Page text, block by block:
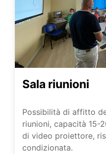
Sala riunioni
Possibilità di affitto
riunioni, capacità 15-
di video proiettore,
condizionata.